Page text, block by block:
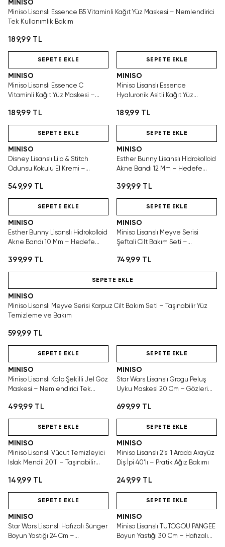
MINISO
Miniso Lisanslı Essence B5 Vitaminli Kağıt Yüz Maskesi – Nemlendirici
Tek Kullanımlık Bakım
189,99 TL
SEPETE EKLE
MINISO
Miniso Lisanslı Essence C
Vitaminli Kağıt Yüz Maskesi –
Bakım
189,99 TL
SEPETE EKLE
MINISO
Miniso Lisanslı Essence
Hyaluronik Asitli Kağıt Yüz
Kullanımlık
189,99 TL
SEPETE EKLE
MINISO
Disney Lisanslı Lilo & Stitch
Odunsu Kokulu El Kremi –
549,99 TL
SEPETE EKLE
MINISO
Esther Bunny Lisanslı Hidrokolloid
Akne Bandı 12 Mm – Hedefe
399,99 TL
SEPETE EKLE
MINISO
Esther Bunny Lisanslı Hidrokolloid
Akne Bandı 10 Mm – Hedefe
399,99 TL
SEPETE EKLE
MINISO
Miniso Lisanslı Meyve Serisi
Şeftali Cilt Bakım Seti –
Bakım
749,99 TL
SEPETE EKLE
MINISO
Miniso Lisanslı Meyve Serisi Karpuz Cilt Bakım Seti – Taşınabilir Yüz
Temizleme ve Bakım
599,99 TL
SEPETE EKLE
MINISO
Miniso Lisanslı Kalp Şekilli Jel Göz
Maskesi – Nemlendirici Tek
499,99 TL
SEPETE EKLE
MINISO
Star Wars Lisanslı Grogu Peluş
Uyku Maskesi 20 Cm – Gözleri
699,99 TL
SEPETE EKLE
MINISO
Miniso Lisanslı Vücut Temizleyici
Islak Mendil 20’li – Taşınabilir
149,99 TL
SEPETE EKLE
MINISO
Miniso Lisanslı 2’si 1 Arada Arayüz
Diş İpi 40’lı – Pratik Ağız Bakımı
249,99 TL
SEPETE EKLE
MINISO
Star Wars Lisanslı Hafızalı Sünger
Boyun Yastığı 24 Cm –
SEPETE EKLE
MINISO
Miniso Lisanslı TUTOGOU PANGEE
Boyun Yastığı 30 Cm – Hafızalı